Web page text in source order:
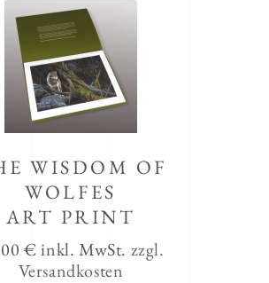
WISDOM OF
WOLFES
ART PRINT
€inkl. MwSt. zzgl.
Versandkosten